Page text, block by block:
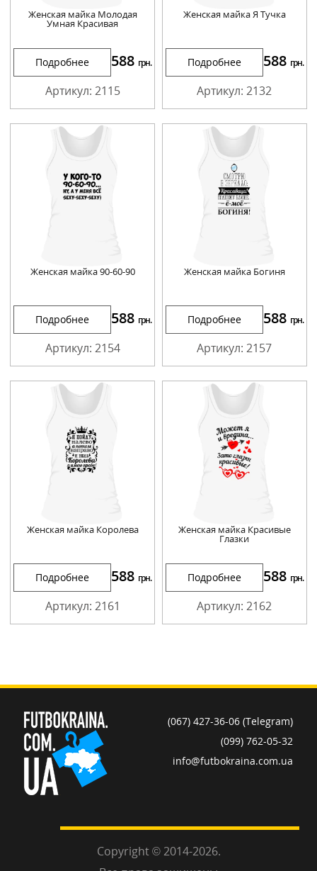
Женская майка Молодая
Умная Красивая
Подробнее 588 грн.
Артикул: 2115
Женская майка Я Тучка
Подробнее 588 грн.
Артикул: 2132
Женская майка 90-60-90
Подробнее 588 грн.
Артикул: 2154
Женская майка Богиня
Подробнее 588 грн.
Артикул: 2157
Женская майка Королева
Подробнее 588 грн.
Артикул: 2161
Женская майка Красивые
Глазки
Подробнее 588 грн.
Артикул: 2162
(067) 427-36-06 (Telegram)
(099) 762-05-32
info@futbokraina.com.ua
Copyright © 2014-2026.